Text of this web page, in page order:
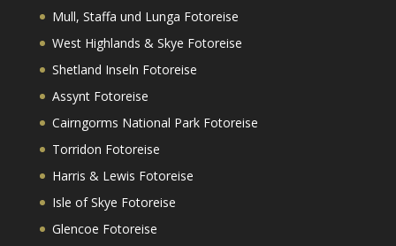
Mull, Staffa und Lunga Fotoreise
West Highlands & Skye Fotoreise
Shetland Inseln Fotoreise
Assynt Fotoreise
Cairngorms National Park Fotoreise
Torridon Fotoreise
Harris & Lewis Fotoreise
Isle of Skye Fotoreise
Glencoe Fotoreise